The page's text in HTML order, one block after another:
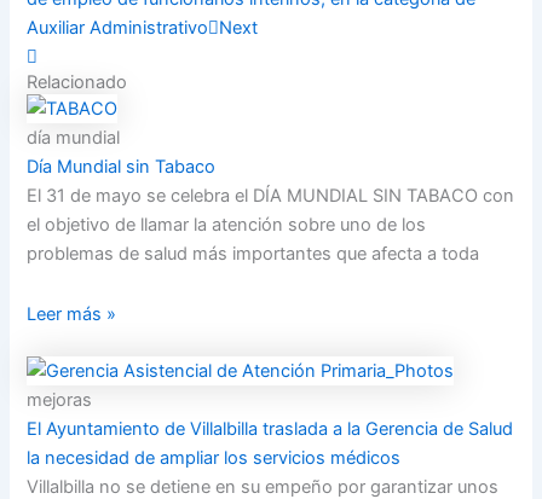
Auxiliar Administrativo
Next
Relacionado
día mundial
Día Mundial sin Tabaco
El 31 de mayo se celebra el DÍA MUNDIAL SIN TABACO con
el objetivo de llamar la atención sobre uno de los
problemas de salud más importantes que afecta a toda
Leer más »
mejoras
El Ayuntamiento de Villalbilla traslada a la Gerencia de Salud
la necesidad de ampliar los servicios médicos
Villalbilla no se detiene en su empeño por garantizar unos